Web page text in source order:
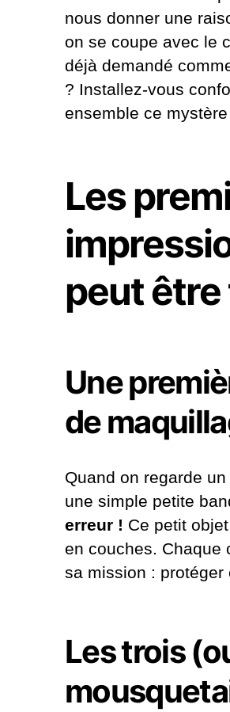
nous donner une
on se coupe avec le
déjà demandé
? Installez-vous
ensemble ce
Les
peut
Une
de
Quand on regarde
une simple petite
erreur ! Ce petit
en couches. Chaque
sa mission : protéger
Les trois